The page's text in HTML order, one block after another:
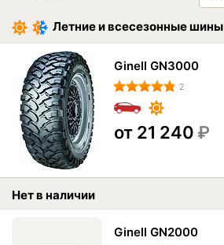
Летние и всесезонные шины
Ginell GN3000
2
от 21 240 ₽
Нет в наличии
Ginell GN2000